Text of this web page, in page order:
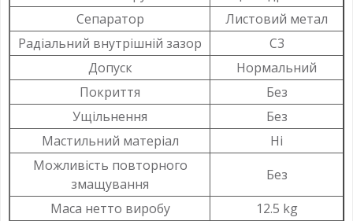
Сепаратор
Листовий метал
Радіальний внутрішній зазор
C3
Допуск
Нормальний
Покриття
Без
Ущільнення
Без
Мастильний матеріал
Ні
Можливість повторного
змащування
Без
Маса нетто виробу
12.5 kg